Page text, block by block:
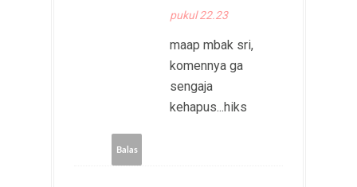
pukul 22.23
maap mbak sri,
komennya ga
sengaja
kehapus...hiks
Balas